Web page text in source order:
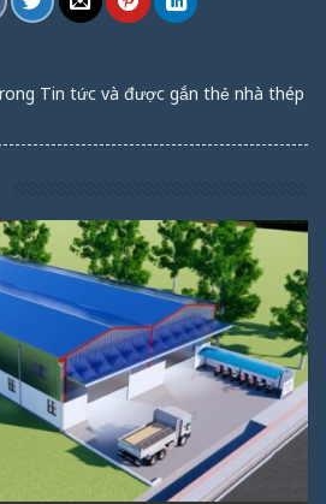
Tin tức và được gắn thẻ nhà thép